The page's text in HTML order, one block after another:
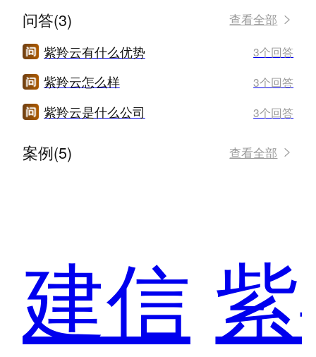
问答(3) 查看全部
紫羚云有什么优势 3个回答
紫羚云怎么样 3个回答
紫羚云是什么公司 3个回答
案例(5) 查看全部
建信